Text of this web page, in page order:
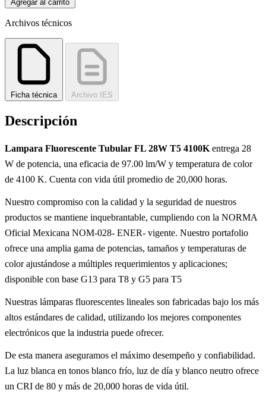
Agregar al carrito
Archivos técnicos
Ficha técnica Archivo IES
Descripción
Lampara Fluorescente Tubular FL 28W T5 4100K entrega 28
W de potencia, una eficacia de 97.00 lm/W y temperatura de color
de 4100 K. Cuenta con vida útil promedio de 20,000 horas.
Nuestro compromiso con la calidad y la seguridad de nuestros
productos se mantiene inquebrantable, cumpliendo con la NORMA
Oficial Mexicana NOM-028- ENER- vigente. Nuestro portafolio
ofrece una amplia gama de potencias, tamaños y temperaturas de
color ajustándose a múltiples requerimientos y aplicaciones;
disponible con base G13 para T8 y G5 para T5
Nuestras lámparas fluorescentes lineales son fabricadas bajo los más
altos estándares de calidad, utilizando los mejores componentes
electrónicos que la industria puede ofrecer.
De esta manera aseguramos el máximo desempeño y confiabilidad.
La luz blanca en tonos blanco frío, luz de día y blanco neutro ofrece
un CRI de 80 y más de 20,000 horas de vida útil.